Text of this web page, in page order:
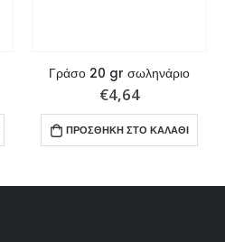
Γράσο 20 gr σωληνάριο
€4,64
ΠΡΟΣΘΉΚΗ ΣΤΟ ΚΑΛΆΘΙ